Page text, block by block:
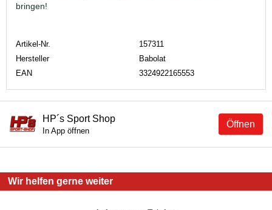
bringen!
Artikel-Nr.
157311
Hersteller
Babolat
EAN
3324922165553
Öffnen
HP´s Sport Shop
In App öffnen
Wir helfen gerne weiter